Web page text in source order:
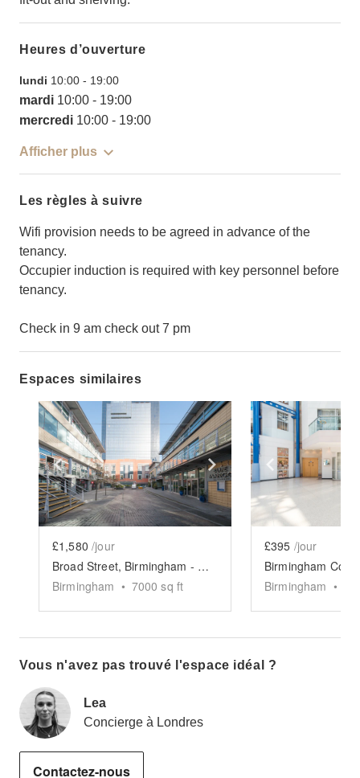
Heures d’ouverture
lundi 10:00 - 19:00
mardi 10:00 - 19:00
mercredi 10:00 - 19:00
Afficher plus
Les règles à suivre
Wifi provision needs to be agreed in advance of the
tenancy.
Occupier induction is required with key personnel before
tenancy.
Check in 9 am check out 7 pm
Espaces similaires
Show previous slide Show next slide
£1,580 /jour
Broad Street, Birmingham - Rum Runner Yard
Birmingham • 7000 sq ft
Show
£395 /jour
Birmingham •
Vous n'avez pas trouvé l'espace idéal ?
Lea
Concierge à Londres
Contactez-nous